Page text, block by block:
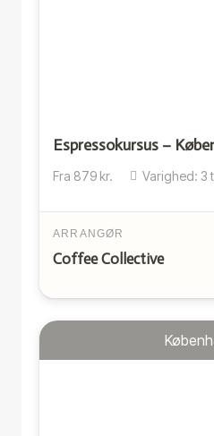
Espressokursus –
Fra 879 kr. Varighed: 3
ARRANGØR
Coffee Collective